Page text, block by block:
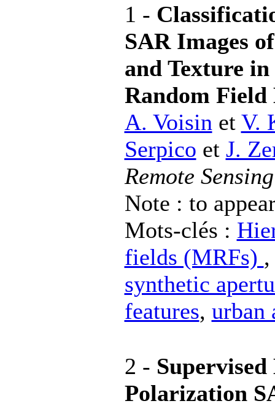
1 -
SAR Images
and Texture
Random Field
A. Voisin et V.
Serpico et J.
Remote
Note : to
Mots-clés :
fields (MRFs)
synthetic
features, urban
2 -
Polarization